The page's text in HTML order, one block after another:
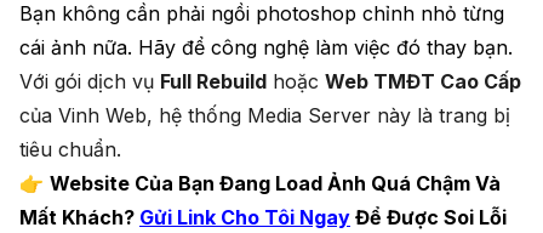
Bạn không cần phải ngồi photoshop chỉnh nhỏ từng
cái ảnh nữa. Hãy để công nghệ làm việc đó thay bạn.
Với gói dịch vụ Full Rebuild hoặc Web TMĐT Cao Cấp
của Vinh Web, hệ thống Media Server này là trang bị
tiêu chuẩn.
👉 Website Của Bạn Đang Load Ảnh Quá Chậm Và
Mất Khách? Gửi Link Cho Tôi Ngay Để Được Soi Lỗi